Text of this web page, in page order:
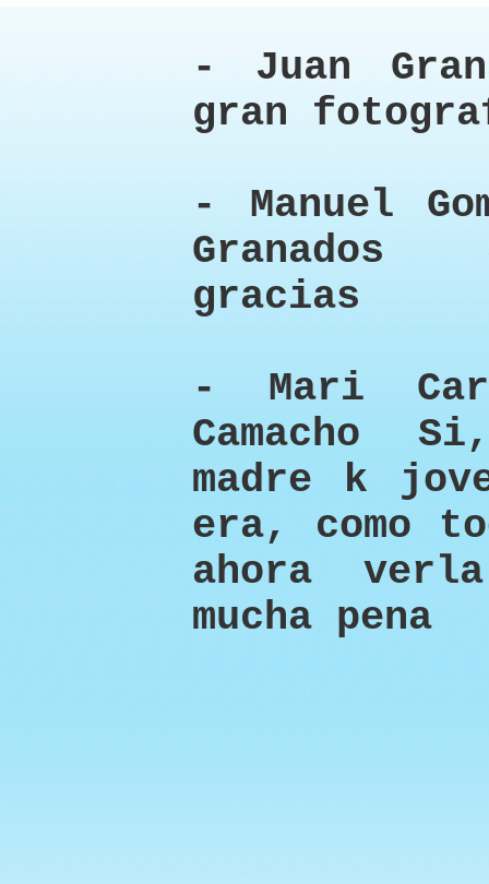
- Juan
gran
- Manuel
Granados
gracias
- Mari
Camacho
madre k
era, como
ahora
mucha pena